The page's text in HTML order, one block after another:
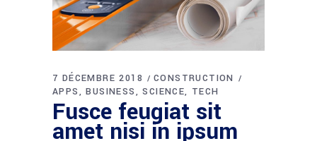
7 DÉCEMBRE 2018
CONSTRUCTION
APPS
BUSINESS SCIENCE TECH
Fusce feugiat sit
amet nisi in ipsum